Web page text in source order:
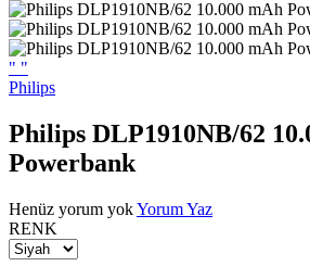
" "
Philips
Philips DLP1910NB/62
Powerbank
Henüz yorum yokYorum Yaz
RENK